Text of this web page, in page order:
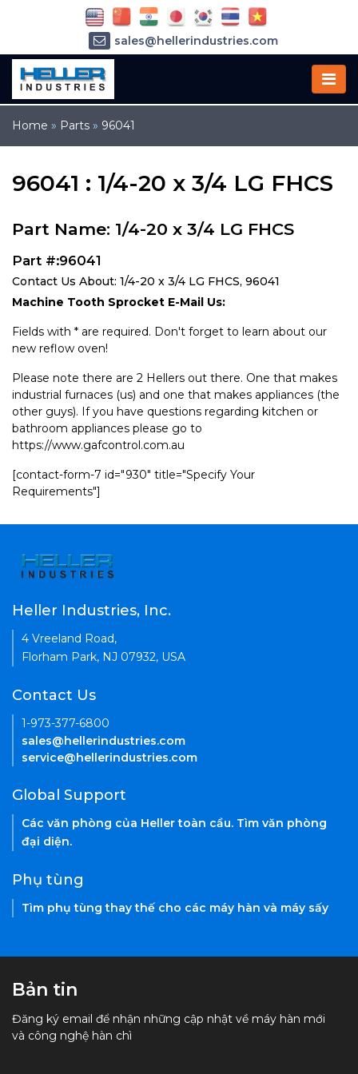
Home » Parts » 96041
96041 : 1/4-20 x 3/4 LG FHCS
Part Name: 1/4-20 x 3/4 LG FHCS
Part #:96041
Contact Us About: 1/4-20 x 3/4 LG FHCS, 96041
Machine Tooth Sprocket E-Mail Us:
Fields with * are required. Don't forget to learn about our
new reflow oven!
Please note there are 2 Hellers out there. One that makes
industrial furnaces (us) and one that makes appliances (the
other guys). If you have questions regarding kitchen or
bathroom appliances please go to
https://www.gafcontrol.com.au
[contact-form-7 id="930" title="Specify Your
Requirements"]
sales@hellerindustries.com
service@hellerindustries.com
Heller Industries, Inc.
4 Vreeland Road,
Florham Park, NJ 07932, USA
Contact Us
1-973-377-6800
sales@hellerindustries.com
service@hellerindustries.com
Global Support
Các văn phòng của Heller toàn cầu. Tìm văn phòng
đại diện.
Phụ tùng
Tìm phụ tùng thay thế cho các máy hàn và máy sấy
Bản tin
Đăng ký email để nhận những cập nhật về máy hàn mới
và công nghệ hàn chì